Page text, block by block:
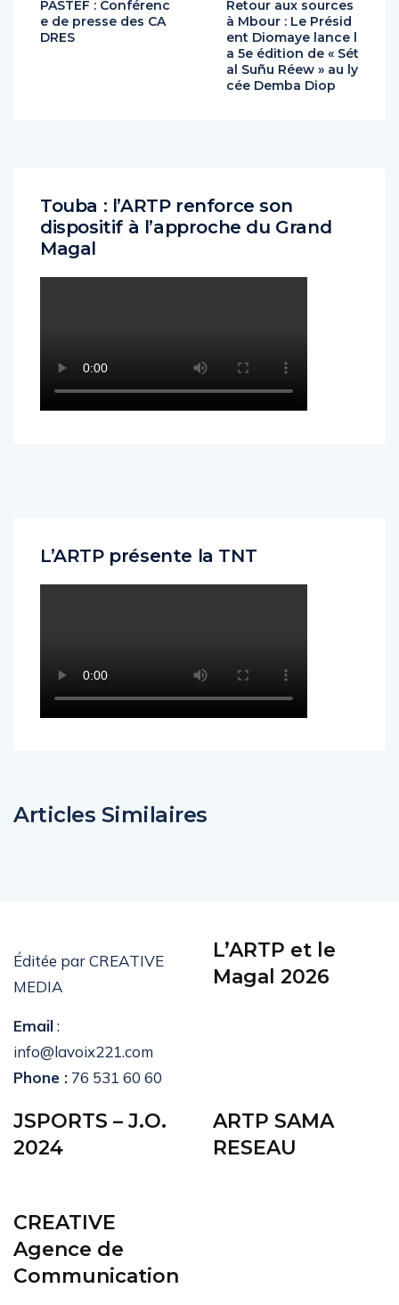
PASTEF : Conférenc
e de presse des CA
DRES
Retour aux sources
à Mbour : Le Présid
ent Diomaye lance l
a 5e édition de « Sét
al Suñu Réew » au ly
cée Demba Diop
Touba : l’ARTP renforce son
dispositif à l’approche du Grand
Magal
L’ARTP présente la TNT
Articles Similaires
Éditée par CREATIVE
MEDIA
Email:
info@lavoix221.com
Phone : 76 531 60 60
L’ARTP et le
Magal 2026
JSPORTS – J.O.
2024
ARTP SAMA
RESEAU
CREATIVE
Agence de
Communication